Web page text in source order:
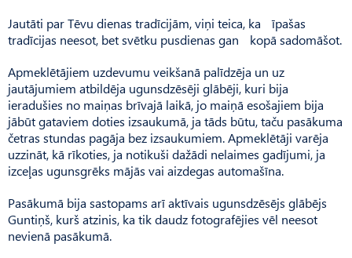
Jautāti par Tēvu dienas tradīcijām, viņi teica, ka īpašas
tradīcijas neesot, bet svētku pusdienas gan kopā sadomāšot.
Apmeklētājiem uzdevumu veikšanā palīdzēja un uz
jautājumiem atbildēja ugunsdzēsēji glābēji, kuri bija
ieradušies no maiņas brīvajā laikā, jo maiņā esošajiem bija
jābūt gataviem doties izsaukumā, ja tāds būtu, taču pasākuma
četras stundas pagāja bez izsaukumiem. Apmeklētāji varēja
uzzināt, kā rīkoties, ja notikuši dažādi nelaimes gadījumi, ja
izceļas ugunsgrēks mājās vai aizdegas automašīna.
Pasākumā bija sastopams arī aktīvais ugunsdzēsējs glābējs
Guntiņš, kurš atzinis, ka tik daudz fotografējies vēl neesot
nevienā pasākumā.